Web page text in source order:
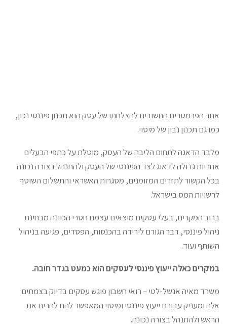
אחד הפרמטרים החשובים להצלחתו של עסק הוא תכנון פיננסי נכון,
כמו גם תכנון נבון של מיסוי.
מלבד הדאגה לתחום הליבה של העסק, מוטלת על כתפי הבעלים
אחריות גדולה לדאוג לצד הפיננסי של העסק ולהתנהל בצורה נכונה
בכל הקשור לתזרים המזומנים, מסגרות האשראי והתשלום השוטף
לרשויות המס בישראל.
ברוב המקרים, בעלי עסקים מוצאים עצמם חסרי הכוונה מבחינת
ניהול פיננסי, דבר הגורם לירידה בהכנסות, הפסדים, פגיעה בניהול
השותף ועוד.
במקרים כאלה ייעוץ פיננסי לעסקים הוא כמעט בגדר חובה.
משרד מאיה אנשל-לטי – רואי חשבון פוגש עסקים בדיוק בצמתים
אלה ומעניק עבורם ייעוץ פיננסי ומיסוי המאפשר להם להרים את
הראש ולהתנהל בצורה נכונה.